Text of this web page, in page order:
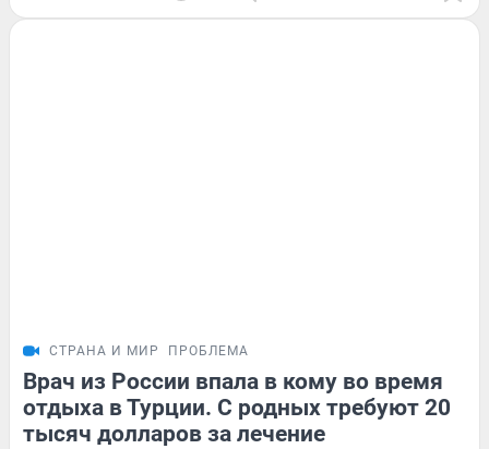
СТРАНА И МИР ПРОБЛЕМА
Врач из России впала в кому во время
отдыха в Турции. С родных требуют 20
тысяч долларов за лечение